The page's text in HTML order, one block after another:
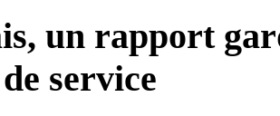
un rapport
service